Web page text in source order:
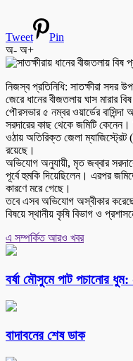
Tweet
Pin
অ- অ+
নিজস্ব প্রতিনিধি: সাতক্ষীরা সদর
জেরে ধানের বীজতলায় ঘাস মারার
পৌরসভার ৫ নম্বর ওয়ার্ডের
সরদারের কাছ থেকে জমিটি
ওঠায় অতিরিক্ত জেলা
রয়েছে।
অভিযোগ অনুযায়ী, মৃত জব্বার
পূর্বে হুমকি দিয়েছিলেন। এরপর
কারণে মরে গেছে।
তবে এসব অভিযোগ অস্বীকার
বিষয়ে স্থানীয় কৃষি বিভাগ ও
এ সম্পর্কিত আরও খবর
বর্ষা মৌসুমে পাট পচানোর
বাদাবনের শেষ ডাক